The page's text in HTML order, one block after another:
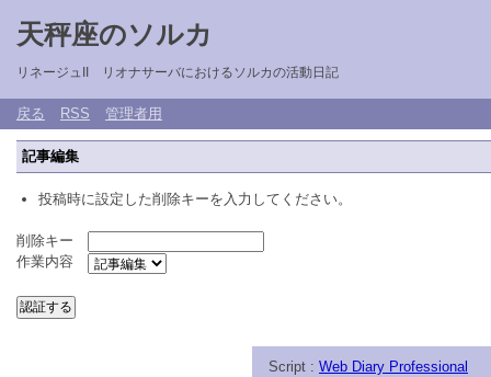
天秤座のソルカ
リネージュII リオナサーバにおけるソルカの活動日記
戻る RSS 管理者用
記事編集
投稿時に設定した削除キーを入力してください。
削除キー
作業内容
Script : Web Diary Professional